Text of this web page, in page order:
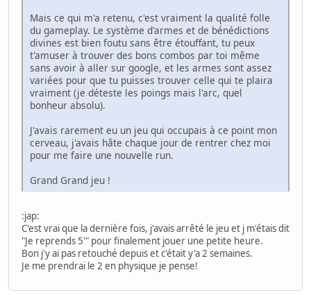
Mais ce qui m'a retenu, c'est vraiment la qualité folle
du gameplay. Le système d'armes et de bénédictions
divines est bien foutu sans être étouffant, tu peux
t'amuser à trouver des bons combos par toi même
sans avoir à aller sur google, et les armes sont assez
variées pour que tu puisses trouver celle qui te plaira
vraiment (je déteste les poings mais l'arc, quel
bonheur absolu).
J'avais rarement eu un jeu qui occupais à ce point mon
cerveau, j'avais hâte chaque jour de rentrer chez moi
pour me faire une nouvelle run.
Grand Grand jeu !
:jap:
C'est vrai que la dernière fois, j'avais arrêté le jeu et j m'étais dit
"Je reprends 5'" pour finalement jouer une petite heure.
Bon j'y ai pas retouché depuis et c'était y'a 2 semaines.
Je me prendrai le 2 en physique je pense!